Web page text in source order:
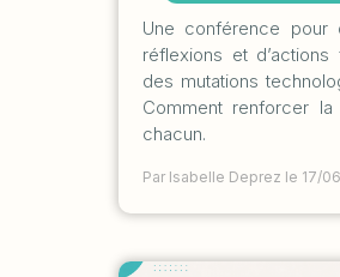
Une conférence
réflexions et
des mutations
Comment renforcer
chacun.
Par Isabelle Deprez le 17/